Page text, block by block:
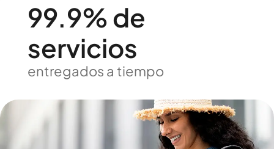
99.9% de
servicios
entregados a tiempo